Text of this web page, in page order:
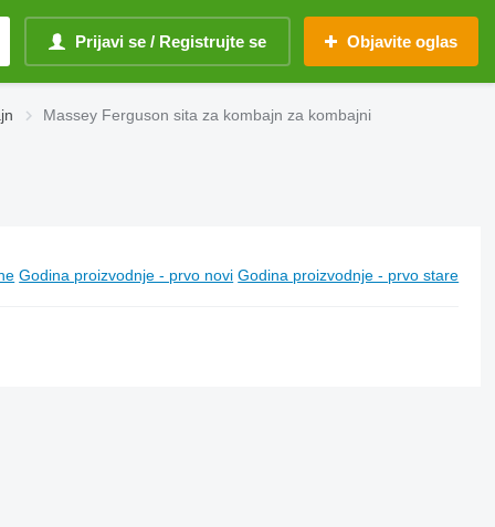
Prijavi se / Registrujte se Objavite oglas
Massey Ferguson sita za kombajn za kombajni
Godina proizvodnje - prvo novi Godina proizvodnje - prvo stare